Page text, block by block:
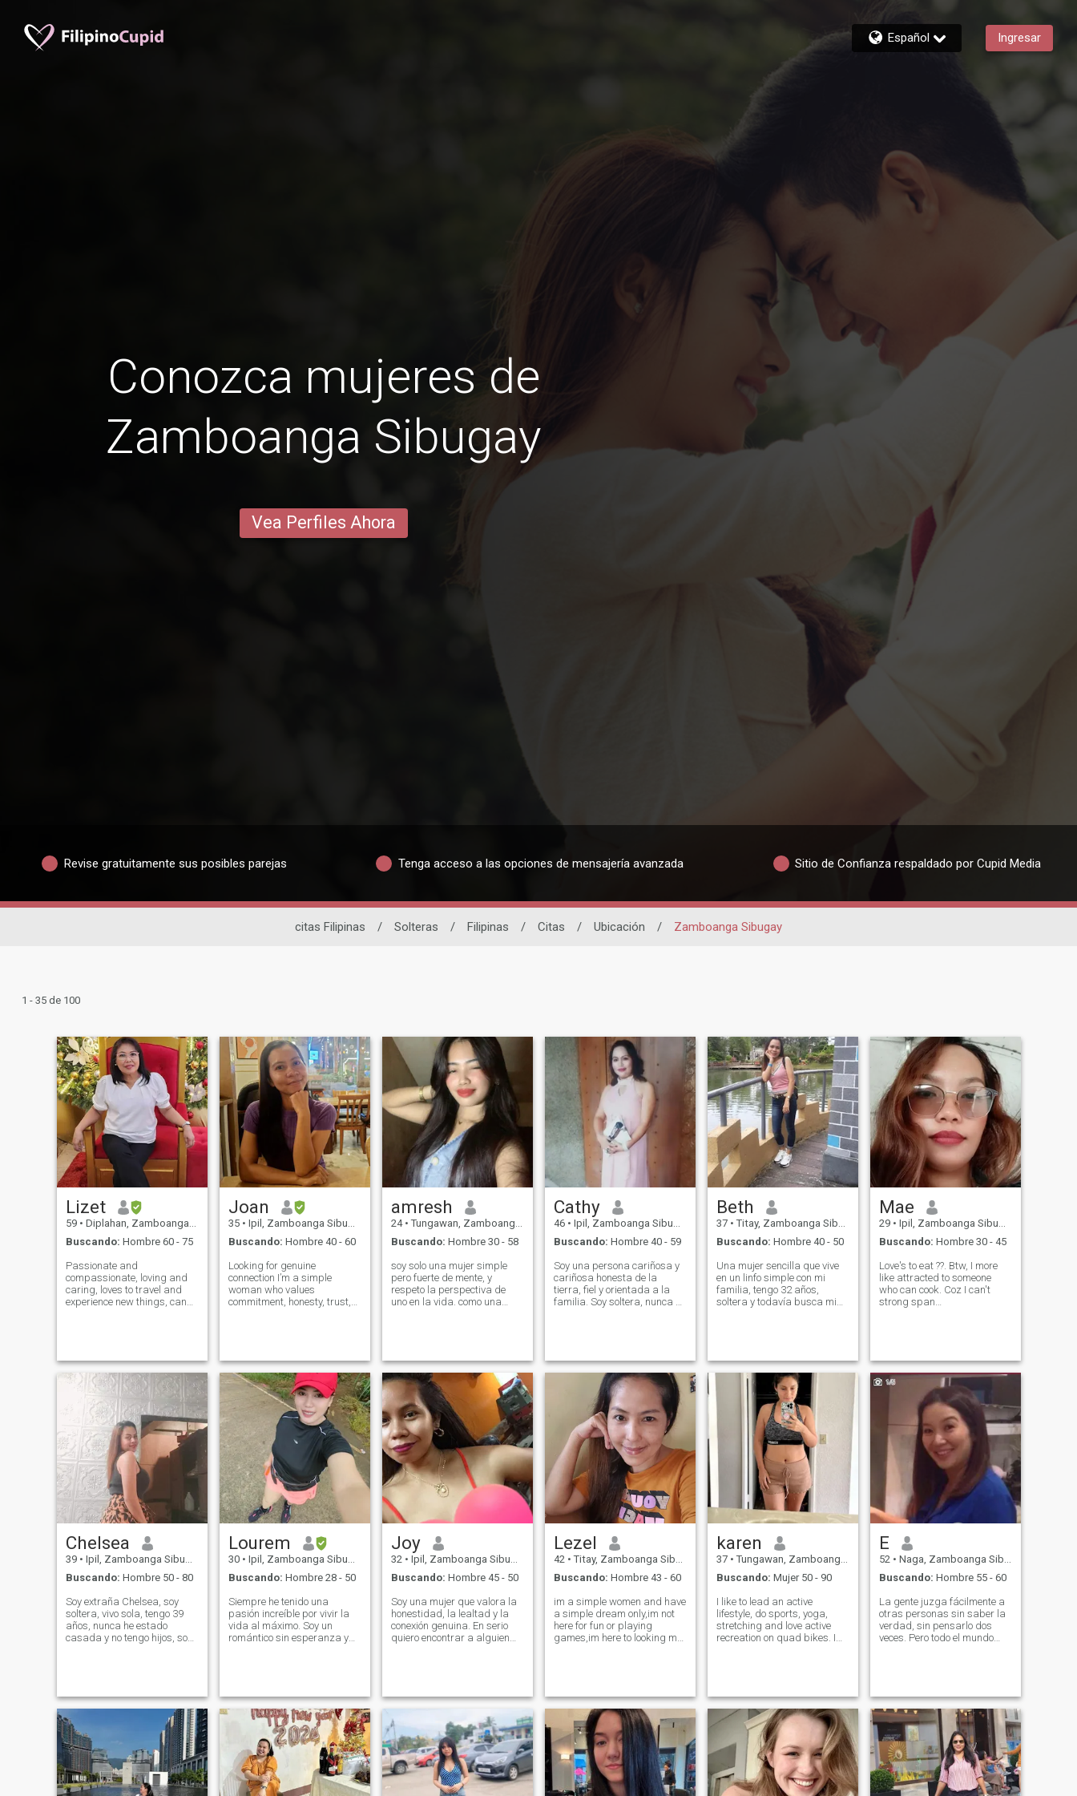
Español Ingresar
Conozca mujeres de
Zamboanga Sibugay
Vea Perfiles Ahora
Revise gratuitamente sus posibles parejas Tenga acceso a las opciones de mensajería avanzada Sitio de Confianza respaldado por Cupid Media
citas Filipinas / Solteras / Filipinas / Citas / Ubicación / Zamboanga Sibugay
1 - 35 de 100
Lizet
59 • Diplahan, Zamboanga Sibugay, Filipinas
Buscando: Hombre 60 - 75
Passionate and
compassionate, loving and
caring, loves to travel and
experience new things, can
my man. Honest, sincere,
and a one-man woman.
Joan
35 • Ipil, Zamboanga Sibugay, Filipinas
Buscando: Hombre 40 - 60
Looking for genuine
connection I’m a simple
woman who values
commitment, honesty, trust,
open communication,
respect, support, and
choosin
amresh
24 • Tungawan, Zamboanga Sibugay, Filipinas
Buscando: Hombre 30 - 58
soy solo una mujer simple
pero fuerte de mente, y
respeto la perspectiva de
uno en la vida. como una
mantenerme tan lejos en la
vida. soy una persona
cariñosa y amorosa. el resto
solo puedes preguntar a 😉
🥰
Cathy
46 • Ipil, Zamboanga Sibugay, Filipinas
Buscando: Hombre 40 - 59
Soy una persona cariñosa y
cariñosa honesta de la
tierra, fiel y orientada a la
familia. Soy soltera, nunca he
de flores me encanta una
casa llena de vida y quiero
encontrar a alguien para
compartir con alguien que es
el amor verdadero que nunca
tuve este de toda mi vida.
Beth
37 • Titay, Zamboanga Sibugay, Filipinas
Buscando: Hombre 40 - 50
Una mujer sencilla que vive
en un linfo simple con mi
familia, tengo 32 años,
soltera y todavía busca mi
compañía de electrónica
aquí en las filipinas y me
encanta mi trabajo.
Mae
29 • Ipil, Zamboanga Sibugay, Filipinas
Buscando: Hombre 30 - 45
Love's to eat ??. Btw, I more
like attracted to someone
who can cook. Coz I can't
strong span
com books, I like going to
beaches, some qui
Chelsea
39 • Ipil, Zamboanga Sibugay, Filipinas
Buscando: Hombre 50 - 80
Soy extraña Chelsea, soy
soltera, vivo sola, tengo 39
años, nunca he estado
casada y no tengo hijos, soy
seria. ¡Tengo mi buena
actitud y buen corazón que
puedo compartir con
ustedes,! Estoy muy abajo a
la tierra y la mujer genuina.
Lourem
30 • Ipil, Zamboanga Sibugay, Filipinas
Buscando: Hombre 28 - 50
Siempre he tenido una
pasión increíble por vivir la
vida al máximo. Soy un
romántico sin esperanza y
cuando me siento herido.
Estoy buscando un
compañero igualmente
positivo que le encanta
probar nuevas experiencias
y que sea un gran
comunicador y abierto.
Joy
32 • Ipil, Zamboanga Sibugay, Filipinas
Buscando: Hombre 45 - 50
Soy una mujer que valora la
honestidad, la lealtad y la
conexión genuina. En serio
quiero encontrar a alguien
acciones, consistencia y
respeto, no solo palabras.
Soy una madre amorosa y
dedicada, y espero conocer a
un hombre que me acepte no
sólo a mí, sino también a mi
hija, con amabilidad y un
corazón abierto. Admiro a un
Lezel
42 • Titay, Zamboanga Sibugay, Filipinas
Buscando: Hombre 43 - 60
im a simple women and have
a simple dream only,im not
here for fun or playing
games,im here to looking my
world if we can and enjoy
each oth
karen
37 • Tungawan, Zamboanga Sibugay, Filipinas
Buscando: Mujer 50 - 90
I like to lead an active
lifestyle, do sports, yoga,
stretching and love active
recreation on quad bikes. I
with seafood. My energy and
pa
E
52 • Naga, Zamboanga Sibugay, Filipinas
Buscando: Hombre 55 - 60
La gente juzga fácilmente a
otras personas sin saber la
verdad, sin pensarlo dos
veces. Pero todo el mundo
qué los lápices tienen goma
de borrar. Es porque nadie
es perfecto.